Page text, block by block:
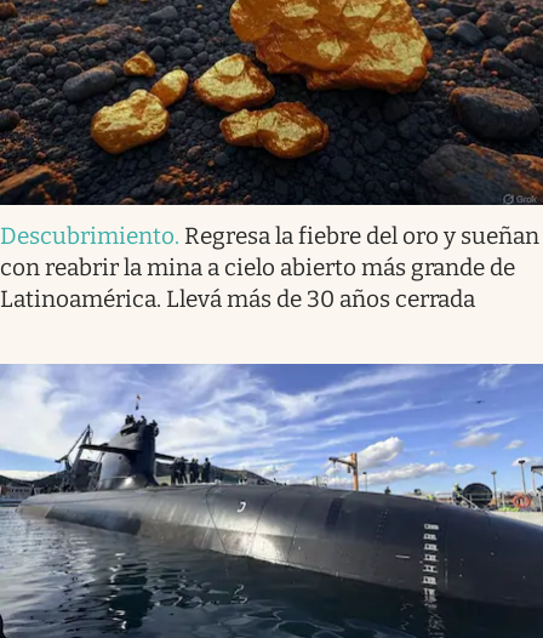
Descubrimiento. Regresa la fiebre del oro y sueñan
con reabrir la mina a cielo abierto más grande de
Latinoamérica. Llevá más de 30 años cerrada